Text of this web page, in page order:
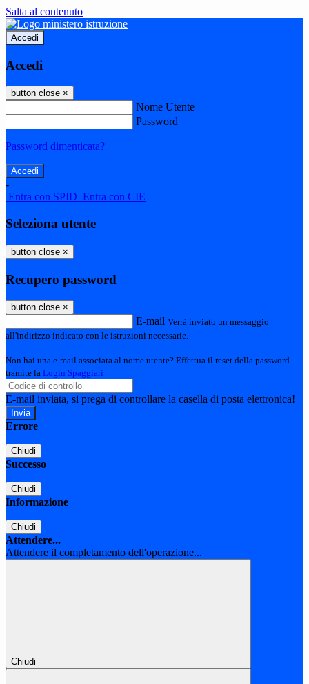
Salta al contenuto
Accedi
Accedi
button close ×
Nome Utente
Password
Password dimenticata?
-
Entra con SPID Entra con CIE
Seleziona utente
button close ×
Recupero password
button close ×
E-mail Verrà inviato un messaggio
all'indirizzo indicato con le istruzioni necessarie.
Non hai una e-mail associata al nome utente? Effettua il reset della password
tramite la Login Spaggiari
E-mail inviata, si prega di controllare la casella di posta elettronica!
Errore
Chiudi
Successo
Chiudi
Informazione
Chiudi
Attendere...
Attendere il completamento dell'operazione...
Chiudi